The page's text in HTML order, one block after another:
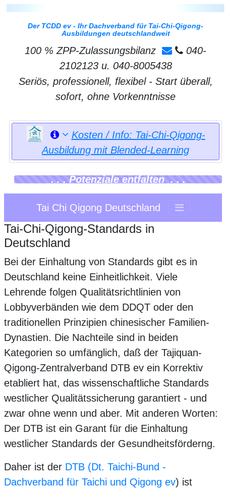
Der TCDD ev - Ihr Dachverband für Tai-Chi-Qigong-
Ausbildungen deutschlandweit
100 % ZPP-Zulassungsbilanz
040-
2102123 u. 040-8005438
Seriös, professionell, flexibel - Start überall,
sofort, ohne Vorkenntnisse
Kosten / Info: Tai-Chi-Qigong-
Ausbildung mit Blended-Learning
. . . Potenziale entfalten . . .
Tai Chi Qigong Deutschland
Tai-Chi-Qigong-Standards in
Deutschland
Bei der Einhaltung von Standards gibt es in
Deutschland keine Einheitlichkeit. Viele
Lehrende folgen Qualitätsrichtlinien von
Lobbyverbänden wie dem DDQT oder den
traditionellen Prinzipien chinesischer Familien-
Dynastien. Die Nachteile sind in beiden
Kategorien so umfänglich, daß der Tajiquan-
Qigong-Zentralverband DTB ev ein Korrektiv
etabliert hat, das wissenschaftliche Standards
westlicher Qualitätssicherung garantiert - und
zwar ohne wenn und aber. Mit anderen Worten:
Der DTB ist ein Garant für die Einhaltung
westlicher Standards der Gesundheitsförderng.
Daher ist der DTB (Dt. Taichi-Bund -
Dachverband für Taichi und Qigong ev) ist